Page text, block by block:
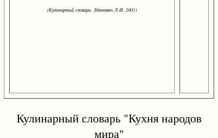
(Кулинарный словарь. Зданович Л.И. 2001)
Кулинарный словарь "Кухня народов
мира"